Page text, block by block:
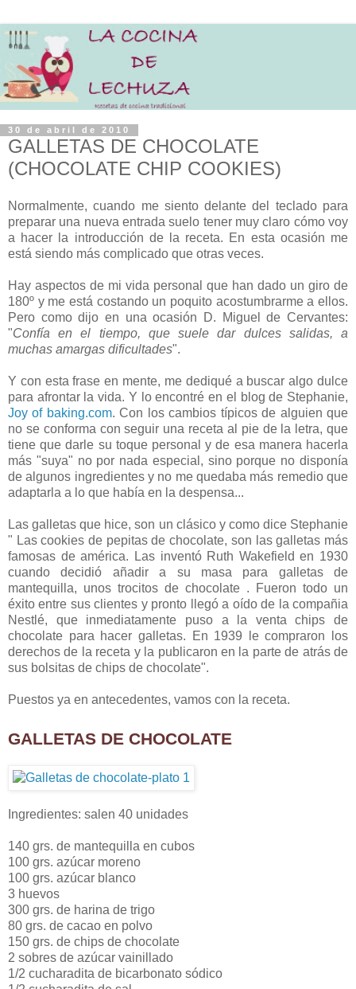
30 de abril de 2010
GALLETAS DE CHOCOLATE
(CHOCOLATE CHIP COOKIES)
Normalmente, cuando me siento delante del teclado para
preparar una nueva entrada suelo tener muy claro cómo voy
a hacer la introducción de la receta. En esta ocasión me
está siendo más complicado que otras veces.
Hay aspectos de mi vida personal que han dado un giro de
180º y me está costando un poquito acostumbrarme a ellos.
Pero como dijo en una ocasión D. Miguel de Cervantes:
"Confía en el tiempo, que suele dar dulces salidas, a
muchas amargas dificultades".
Y con esta frase en mente, me dediqué a buscar algo dulce
para afrontar la vida. Y lo encontré en el blog de Stephanie,
Joy of baking.com. Con los cambios típicos de alguien que
no se conforma con seguir una receta al pie de la letra, que
tiene que darle su toque personal y de esa manera hacerla
más "suya" no por nada especial, sino porque no disponía
de algunos ingredientes y no me quedaba más remedio que
adaptarla a lo que había en la despensa...
Las galletas que hice, son un clásico y como dice Stephanie
" Las cookies de pepitas de chocolate, son las galletas más
famosas de américa. Las inventó Ruth Wakefield en 1930
cuando decidió añadir a su masa para galletas de
mantequilla, unos trocitos de chocolate . Fueron todo un
éxito entre sus clientes y pronto llegó a oído de la compañia
Nestlé, que inmediatamente puso a la venta chips de
chocolate para hacer galletas. En 1939 le compraron los
derechos de la receta y la publicaron en la parte de atrás de
sus bolsitas de chips de chocolate".
Puestos ya en antecedentes, vamos con la receta.
GALLETAS DE CHOCOLATE
Ingredientes: salen 40 unidades
140 grs. de mantequilla en cubos
100 grs. azúcar moreno
100 grs. azúcar blanco
3 huevos
300 grs. de harina de trigo
80 grs. de cacao en polvo
150 grs. de chips de chocolate
2 sobres de azúcar vainillado
1/2 cucharadita de bicarbonato sódico